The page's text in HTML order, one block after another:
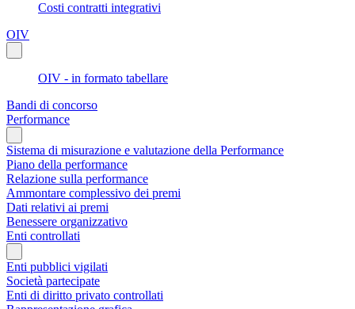
Costi contratti integrativi
OIV
OIV - in formato tabellare
Bandi di concorso
Performance
Sistema di misurazione e valutazione della Performance
Piano della performance
Relazione sulla performance
Ammontare complessivo dei premi
Dati relativi ai premi
Benessere organizzativo
Enti controllati
Enti pubblici vigilati
Società partecipate
Enti di diritto privato controllati